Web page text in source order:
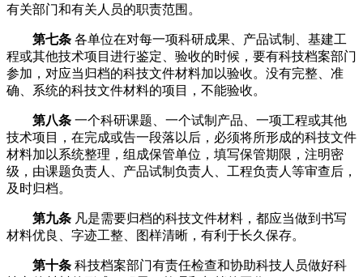
有关部门和有关人员的职责范围。
第七条 各单位在对每一项科研成果、产品试制、基建工
程或其他技术项目进行鉴定、验收的时候，要有科技档案部门
参加，对应当归档的科技文件材料加以验收。没有完整、准
确、系统的科技文件材料的项目，不能验收。
第八条 一个科研课题、一个试制产品、一项工程或其他
技术项目，在完成或告一段落以后，必须将所形成的科技文件
材料加以系统整理，组成保管单位，填写保管期限，注明密
级，由课题负责人、产品试制负责人、工程负责人等审查后，
及时归档。
第九条 凡是需要归档的科技文件材料，都应当做到书写
材料优良、字迹工整、图样清晰，有利于长久保存。
第十条 科技档案部门有责任检查和协助科技人员做好科